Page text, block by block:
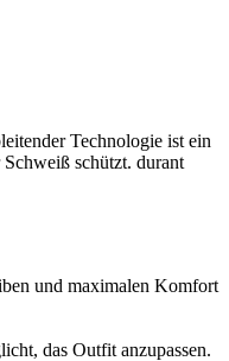
Technologie ist ein
schützt. durant
und maximalen Komfort
das Outfit anzupassen.